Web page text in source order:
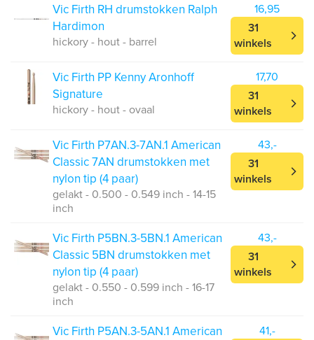
Vic Firth RH drumstokken Ralph
Hardimon
hickory - hout - barrel
16,95
31
winkels
Vic Firth PP Kenny Aronhoff
Signature
hickory - hout - ovaal
17,70
31
winkels
Vic Firth P7AN.3-7AN.1 American
Classic 7AN drumstokken met
nylon tip (4 paar)
gelakt - 0.500 - 0.549 inch - 14-15
inch
43,-
31
winkels
Vic Firth P5BN.3-5BN.1 American
Classic 5BN drumstokken met
nylon tip (4 paar)
gelakt - 0.550 - 0.599 inch - 16-17
inch
43,-
31
winkels
Vic Firth P5AN.3-5AN.1 American
41,-